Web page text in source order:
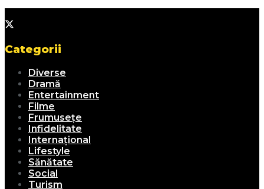
Categorii
Diverse
Dramă
Entertainment
Filme
Frumusețe
Infidelitate
Internațional
Lifestyle
Sănătate
Social
Turism